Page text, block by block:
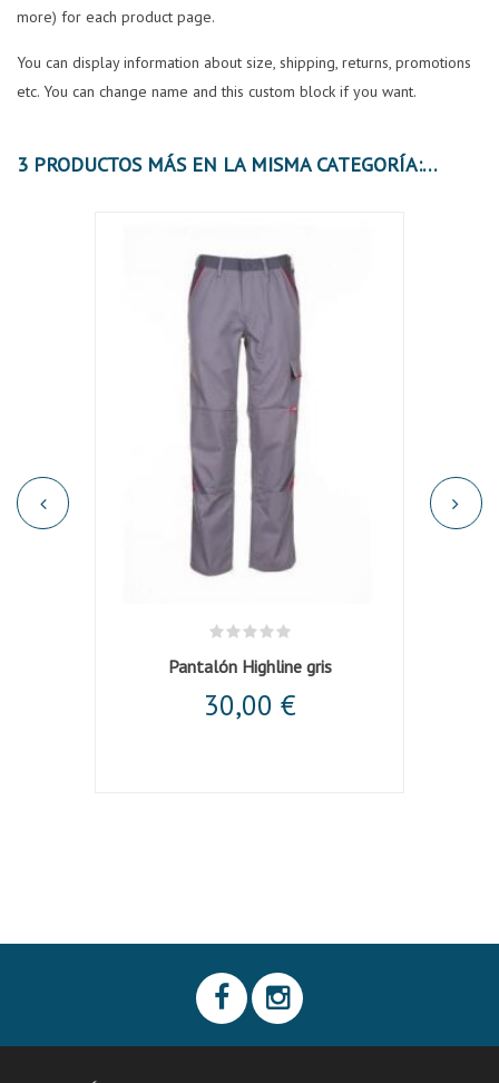
more) for each product page.
You can display information about size, shipping, returns, promotions
etc. You can change name and this custom block if you want.
3 PRODUCTOS MÁS EN LA MISMA CATEGORÍA:
Pantalón Highline gris
30,00 €